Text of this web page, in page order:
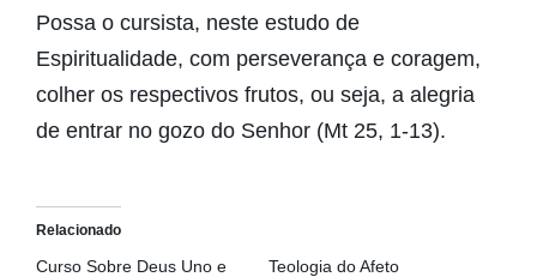
Possa o cursista, neste estudo de
Espiritualidade, com perseverança e coragem,
colher os respectivos frutos, ou seja, a alegria
de entrar no gozo do Senhor (Mt 25, 1-13).
Relacionado
Curso Sobre Deus Uno e
Teologia do Afeto